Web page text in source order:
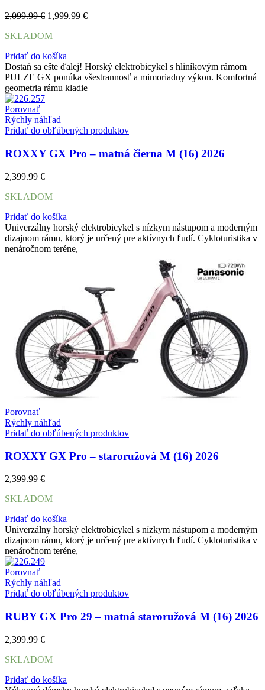
2,099.99€ Pôvodná
bola:
1,999.99 €Aktuálna
SKLADOM
Pridať do košíka
Dostaň sa ešte ďalej! Horský elektrobicykel s hliníkovým rámom
PULZE GX ponúka všestrannosť a mimoriadny výkon. Komfortná
geometria rámu kladie
Porovnať
Rýchly náhľad
Pridať do obľúbených produktov
ROXXY GX Pro – matná čierna M (16) 2026
2,399.99 €
SKLADOM
Pridať do košíka
Univerzálny horský elektrobicykel s nízkym nástupom a moderným
dizajnom rámu, ktorý je určený pre aktívnych ľudí. Cykloturistika v
nenáročnom teréne,
Porovnať
Rýchly náhľad
Pridať do obľúbených produktov
ROXXY GX Pro – staroružová M (16) 2026
2,399.99 €
SKLADOM
Pridať do košíka
Univerzálny horský elektrobicykel s nízkym nástupom a moderným
dizajnom rámu, ktorý je určený pre aktívnych ľudí. Cykloturistika v
nenáročnom teréne,
Porovnať
Rýchly náhľad
Pridať do obľúbených produktov
RUBY GX Pro 29 – matná staroružová M (16) 2026
2,399.99 €
SKLADOM
Pridať do košíka